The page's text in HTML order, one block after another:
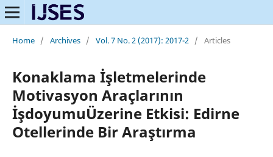
Home / Archives / Vol. 7 No. 2 (2017): 2017-2 / Articles
Konaklama İşletmelerinde
Motivasyon Araçlarının
İşdoyumuÜzerine Etkisi: Edirne
Otellerinde Bir Araştırma